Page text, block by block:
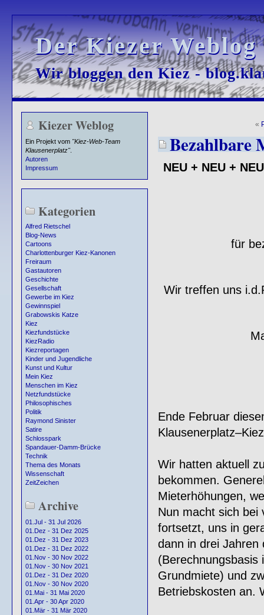
Der Kiezer
Der Kiezer
Wir bloggen den Kiez -
Wir bloggen den Kiez -
Kiezer Weblog
Ein Projekt vom "Kiez-Web-Team
Klausenerplatz".
Autoren
Impressum
Kategorien
Alfred Rietschel
Blog-News
Cartoons
Charlottenburger Kiez-Kanonen
Freiraum
Gastautoren
Geschichte
Gesellschaft
Gewerbe im Kiez
Gewinnspiel
Grabowskis Katze
Kiez
Kiezfundstücke
KiezRadio
Kiezreportagen
Kinder und Jugendliche
Kunst und Kultur
Mein Kiez
Menschen im Kiez
Netzfundstücke
Philosophisches
Politik
Raymond Sinister
Satire
Schlosspark
Spandauer-Damm-Brücke
Technik
Thema des Monats
Wissenschaft
ZeitZeichen
Archive
01.Jul - 31 Jul 2026
01.Dez - 31 Dez 2025
01.Dez - 31 Dez 2023
01.Dez - 31 Dez 2022
01.Nov - 30 Nov 2022
01.Nov - 30 Nov 2021
01.Dez - 31 Dez 2020
01.Nov - 30 Nov 2020
01.Mai - 31 Mai 2020
01.Apr - 30 Apr 2020
01.Mär - 31 Mär 2020
«
Bezahlbare
NEU + NEU +
für
Wir treffen uns
Ende Februar
Wir hatten aktuell
bekommen.
Mieterhöhungen,
Nun macht sich bei
fortsetzt, uns in
dann in drei Jahren
(Berechnungsbasis
Grundmiete) und
Betriebskosten an.